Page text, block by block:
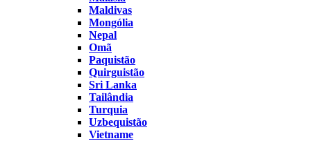
Maldivas
Mongólia
Nepal
Omã
Paquistão
Quirguistão
Sri Lanka
Tailândia
Turquia
Uzbequistão
Vietname